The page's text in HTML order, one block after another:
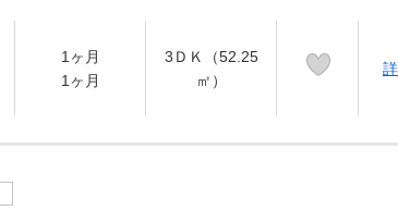
1ヶ月
1ヶ月
3ＤＫ（52.25
㎡）